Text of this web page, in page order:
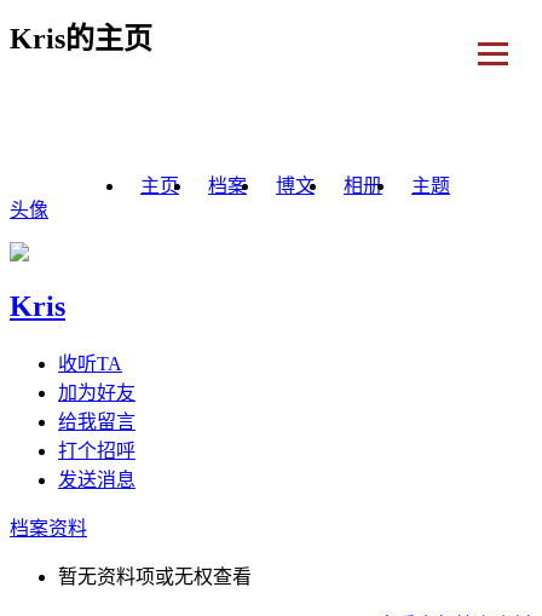
Kris的主页
主页 档案 博文 相册
主题
头像
Kris
收听TA
加为好友
给我留言
打个招呼
发送消息
档案资料
暂无资料项或无权查看